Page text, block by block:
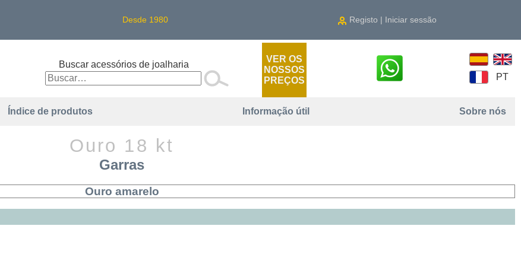
Desde 1980 Registo | Iniciar sessão
Buscar acessórios de joalharia
VER OS
NOSSOS
PREÇOS
PT
Índice de produtos Informação útil Sobre nós
Ouro 18 kt
Garras
Ouro amarelo